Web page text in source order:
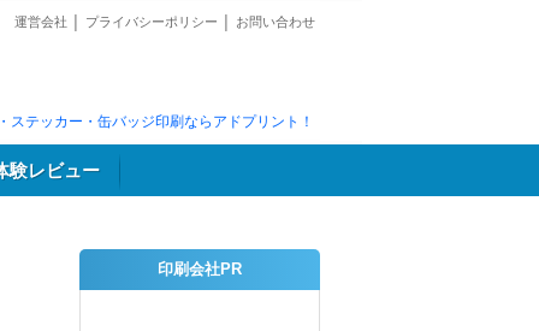
運営会社 プライバシーポリシー お問い合わせ
ステッカー・缶バッジ印刷ならアドプリント！
験レビュー
印刷会社PR